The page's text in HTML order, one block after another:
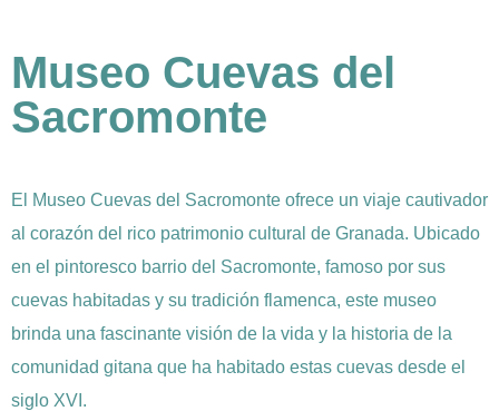
Museo Cuevas del
Sacromonte
El Museo Cuevas del Sacromonte ofrece un viaje cautivador
al corazón del rico patrimonio cultural de Granada. Ubicado
en el pintoresco barrio del Sacromonte, famoso por sus
cuevas habitadas y su tradición flamenca, este museo
brinda una fascinante visión de la vida y la historia de la
comunidad gitana que ha habitado estas cuevas desde el
siglo XVI.